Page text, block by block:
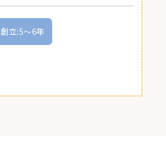
創立:5〜6年